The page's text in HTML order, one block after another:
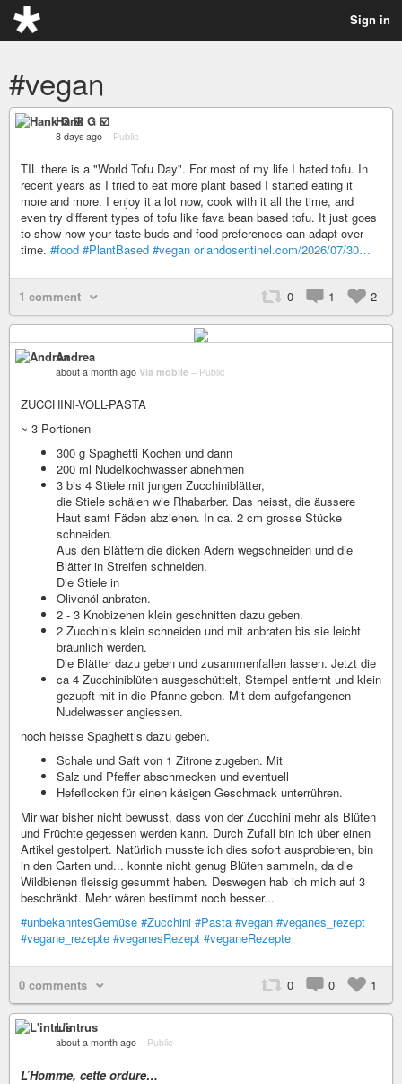
Sign in
#vegan
Hank G ☑️
8 days ago – Public
TIL there is a "World Tofu Day". For most of my life I hated tofu. In
recent years as I tried to eat more plant based I started eating it
more and more. I enjoy it a lot now, cook with it all the time, and
even try different types of tofu like fava bean based tofu. It just goes
to show how your taste buds and food preferences can adapt over
time. #food #PlantBased #vegan orlandosentinel.com/2026/07/30…
1 comment 0 1 2
Andrea
about a month ago Via mobile – Public
ZUCCHINI-VOLL-PASTA
~ 3 Portionen
300 g Spaghetti Kochen und dann
200 ml Nudelkochwasser abnehmen
3 bis 4 Stiele mit jungen Zucchiniblätter,
die Stiele schälen wie Rhabarber. Das heisst, die äussere
Haut samt Fäden abziehen. In ca. 2 cm grosse Stücke
schneiden.
Aus den Blättern die dicken Adern wegschneiden und die
Blätter in Streifen schneiden.
Die Stiele in
Olivenöl anbraten.
2 - 3 Knobizehen klein geschnitten dazu geben.
2 Zucchinis klein schneiden und mit anbraten bis sie leicht
bräunlich werden.
Die Blätter dazu geben und zusammenfallen lassen. Jetzt die
ca 4 Zucchiniblüten ausgeschüttelt, Stempel entfernt und klein
gezupft mit in die Pfanne geben. Mit dem aufgefangenen
Nudelwasser angiessen.
noch heisse Spaghettis dazu geben.
Schale und Saft von 1 Zitrone zugeben. Mit
Salz und Pfeffer abschmecken und eventuell
Hefeflocken für einen käsigen Geschmack unterrühren.
Mir war bisher nicht bewusst, dass von der Zucchini mehr als Blüten
und Früchte gegessen werden kann. Durch Zufall bin ich über einen
Artikel gestolpert. Natürlich musste ich dies sofort ausprobieren, bin
in den Garten und... konnte nicht genug Blüten sammeln, da die
Wildbienen fleissig gesummt haben. Deswegen hab ich mich auf 3
beschränkt. Mehr wären bestimmt noch besser...
#unbekanntesGemüse #Zucchini #Pasta #vegan #veganes_rezept
#vegane_rezepte #veganesRezept #veganeRezepte
0 comments 0 0 1
L'intrus
about a month ago – Public
L’Homme, cette ordure…